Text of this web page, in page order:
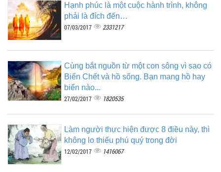
Hạnh phúc là một cuộc hành trình, không
phải là đích đến…
07/03/2017 2331217
Cùng bắt nguồn từ một con sông vì sao có
Biển Chết và hồ sống. Bạn mang hồ hay
biển nào...
27/02/2017 1820535
Làm người thực hiện được 8 điều này, thì
không lo thiếu phú quý trong đời
12/02/2017 1416067